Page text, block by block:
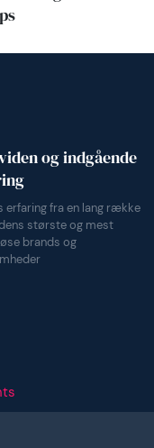
og indgående
erfaring fra en lang række
største og mest
brands og